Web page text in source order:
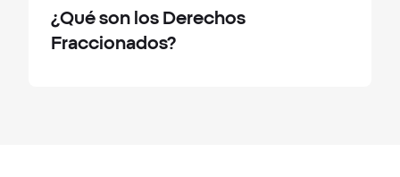
¿Qué son los Derechos
Fraccionados?